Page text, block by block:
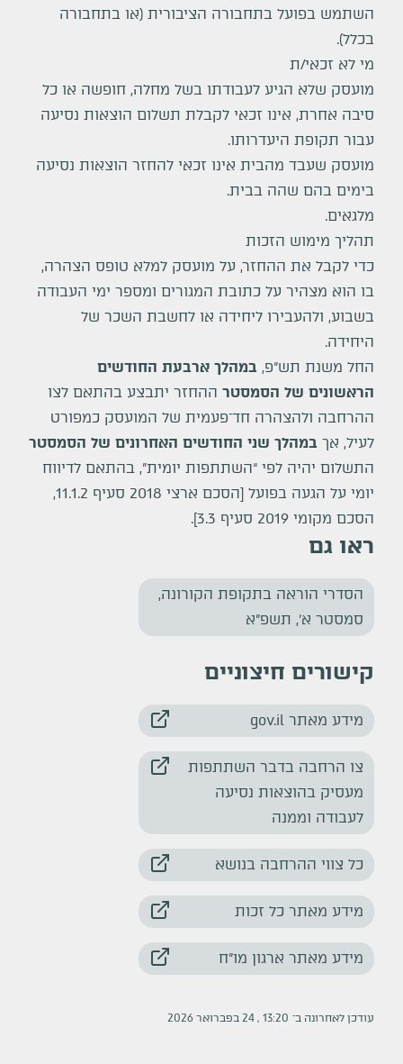
השתמש בפועל בתחבורה הציבורית (או בתחבורה
בכלל).
מי לא זכאי/ת
מועסק שלא הגיע לעבודתו בשל מחלה, חופשה או כל
סיבה אחרת, אינו זכאי לקבלת תשלום הוצאות נסיעה
עבור תקופת היעדרותו.
מועסק שעבד מהבית אינו זכאי להחזר הוצאות נסיעה
בימים בהם שהה בבית.
מלגאים.
תהליך מימוש הזכות
כדי לקבל את ההחזר, על מועסק למלא טופס הצהרה,
בו הוא מצהיר על כתובת המגורים ומספר ימי העבודה
בשבוע, ולהעבירו ליחידה או לחשבת השכר של
היחידה.
החל משנת תש"פ, במהלך ארבעת החודשים
הראשונים של הסמסטר ההחזר יתבצע בהתאם לצו
ההרחבה ולהצהרה חד־פעמית של המועסק כמפורט
לעיל, אך במהלך שני החודשים האחרונים של הסמסטר
התשלום יהיה לפי “השתתפות יומית”, בהתאם לדיווח
יומי על הגעה בפועל [הסכם ארצי 2018 סעיף 11.1.2
,
הסכם מקומי 2019 סעיף 3.3
].
ראו גם
הסדרי הוראה בתקופת הקורונה,
סמסטר א', תשפ"א
קישורים חיצוניים
מידע מאתר gov.il
צו הרחבה בדבר השתתפות
מעסיק בהוצאות נסיעה
לעבודה וממנה
כל צווי ההרחבה בנושא
מידע מאתר כל זכות
מידע מאתר ארגון מו"ח
עודכן לאחרונה ב־ 13:20
,
24 בפברואר 2026